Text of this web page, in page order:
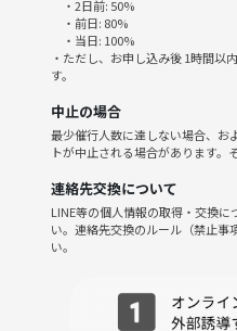
最初に座ったテーブルで、軽く自
名前・好きなゲーム・今日来た
🔸② ゲーム中は「自分も相手も楽
canvasのイベントは“相手が楽し
います🌿
・勝っても負けてもお互いを称え合
などの“ちょっとした思いやり”
・2日前: 50%
・前日: 80%
・当日: 100%
・ただし、お申し込み後 1時間以
す。
中止の場合
最少催行人数に達しない場合、お
トが中止される場合があります。
連絡先交換について
LINE等の個人情報の取得・交換
い。連絡先交換のルール（禁止事
い。